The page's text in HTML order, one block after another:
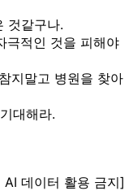
것같구나.
극적인 것을 피해야
지말고 병원을 찾아
대해라.
데이터 활용 금지]